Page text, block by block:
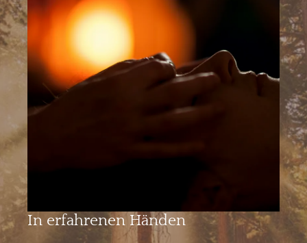
In erfahrenen Händen